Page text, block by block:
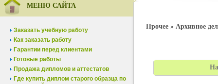
МЕНЮ САЙТА
Заказать учебную работу
Как заказать работу
Гарантии перед клиентами
Готовые работы
Продажа дипломов и аттестатов
Где купить диплом старого образца по
Прочее » Архивное